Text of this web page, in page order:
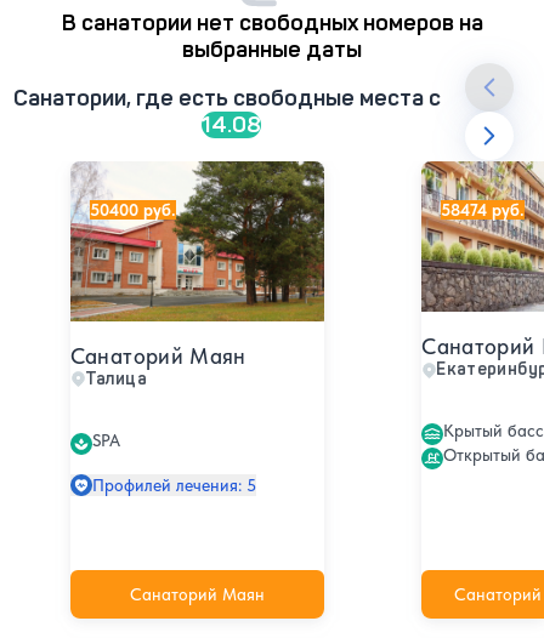
В санатории нет свободных номеров на
выбранные даты
Санатории, где есть свободные места c
14.08
Санаторий Маян
Талица
SPA
Профилей лечения: 5
Санаторий Маян
Санаторий Маян
50400 руб.
Санаторий
Крытый
Открытый
Санаторий
58474 руб.